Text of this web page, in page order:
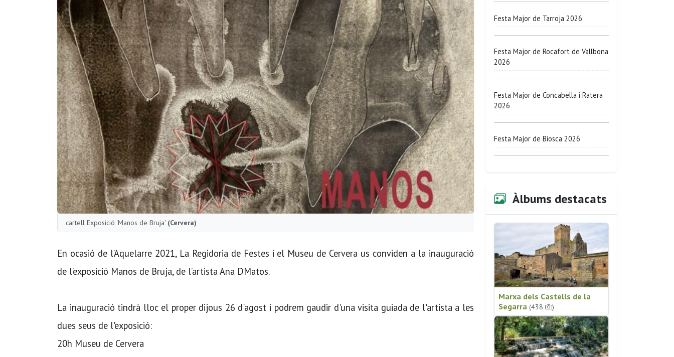
cartell Exposició 'Manos de Bruja' (Cervera)
En ocasió de l’Aquelarre 2021, La Regidoria de Festes i el Museu de Cervera us conviden a la inauguració
de l’exposició Manos de Bruja, de l’artista Ana DMatos.
La inauguració tindrà lloc el proper dijous 26 d'agost i podrem gaudir d'una visita guiada de l'artista a les
dues seus de l'exposició:
20h Museu de Cervera
Festa Major de Tarroja 2026
Festa Major de Rocafort de Vallbona
2026
Festa Major de Concabella i Ratera
2026
Festa Major de Biosca 2026
Àlbums destacats
Marxa dels Castells de la
Segarra (438 )